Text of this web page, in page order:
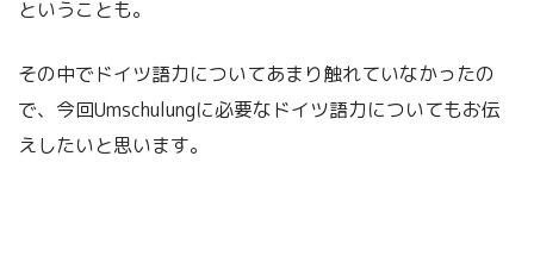
ということも。
その中でドイツ語力についてあまり触れていなかったの
で、今回Umschulungに必要なドイツ語力についてもお伝
えしたいと思います。